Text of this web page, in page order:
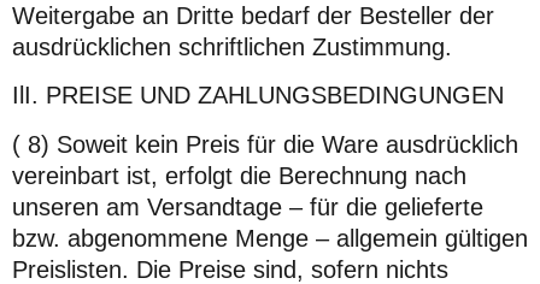
Weitergabe an Dritte bedarf der Besteller der
ausdrücklichen schriftlichen Zustimmung.
IlI. PREISE UND ZAHLUNGSBEDINGUNGEN
( 8) Soweit kein Preis für die Ware ausdrücklich
vereinbart ist, erfolgt die Berechnung nach
unseren am Versandtage – für die gelieferte
bzw. abgenommene Menge – allgemein gültigen
Preislisten. Die Preise sind, sofern nichts